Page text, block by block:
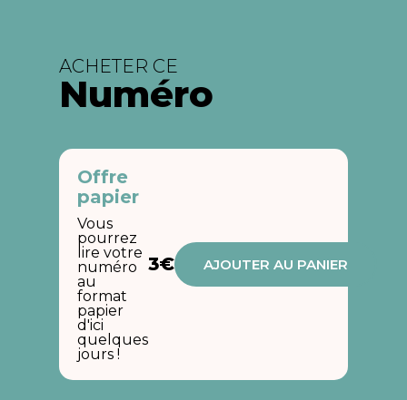
ACHETER CE
Numéro
Offre
papier
Vous
pourrez
lire votre
numéro
au
format
papier
d'ici
quelques
jours !
3€ AJOUTER AU PANIER